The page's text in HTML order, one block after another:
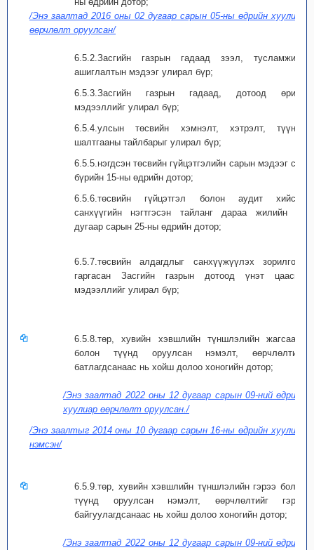
/Энэ заалтад 2016 оны 02 дугаар сарын 05-ны өдрийн хуулиар
өөрчлөлт оруулсан/
6.5.2.Засгийн газрын гадаад зээл, тусламжийн
ашиглалтын мэдээг улирал бүр;
6.5.3.Засгийн газрын гадаад, дотоод өрийн
мэдээллийг улирал бүр;
6.5.4.улсын төсвийн хэмнэлт, хэтрэлт, түүний
шалтгааны тайлбарыг улирал бүр;
6.5.5.нэгдсэн төсвийн гүйцэтгэлийн сарын мэдээг сар
бүрийн 15-ны өдрийн дотор;
6.5.6.төсвийн гүйцэтгэл болон аудит хийсэн
санхүүгийн нэгтгэсэн тайланг дараа жилийн 08
дугаар сарын 25-ны өдрийн дотор;
6.5.7.төсвийн алдагдлыг санхүүжүүлэх зорилгоор
гаргасан Засгийн газрын дотоод үнэт цаасны
мэдээллийг улирал бүр;
6.5.8.төр, хувийн хэвшлийн түншлэлийн жагсаалт
болон түүнд оруулсан нэмэлт, өөрчлөлтийг
батлагдсанаас нь хойш долоо хоногийн дотор;
/Энэ заалтад 2022 оны 12 дугаар сарын 09-ний өдрийн
хуулиар өөрчлөлт оруулсан./
/Энэ заалтыг 2014 оны 10 дугаар сарын 16-ны өдрийн хуулиар
нэмсэн/
6.5.9.төр, хувийн хэвшлийн түншлэлийн гэрээ болон
түүнд оруулсан нэмэлт, өөрчлөлтийг гэрээ
байгуулагдсанаас нь хойш долоо хоногийн дотор;
/Энэ заалтад 2022 оны 12 дугаар сарын 09-ний өдрийн